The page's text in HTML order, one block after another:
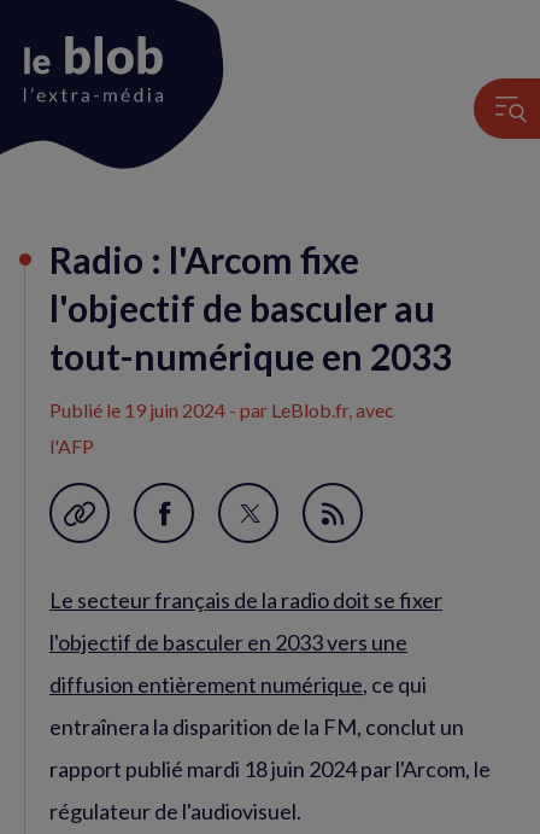
du
Radio : l'Arcom fixe
l'objectif de basculer au
tout-numérique en 2033
Publié le 19 juin 2024 - par LeBlob.fr, avec
l'AFP
Garder en favori
Partager
Facebook
(nouvelle
fenêtre)
Partager
Twitter
(nouvelle
fenêtre)
Flux
Le secteur français de la radio doit se fixer
l'objectif de basculer en 2033 vers une
diffusion entièrement numérique, ce qui
entraînera la disparition de la FM, conclut un
rapport publié mardi 18 juin 2024 par l'Arcom, le
régulateur de l'audiovisuel.